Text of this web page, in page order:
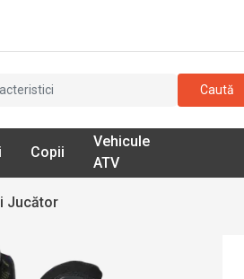
Caută
Copii
Vehicule
ATV
Jucător